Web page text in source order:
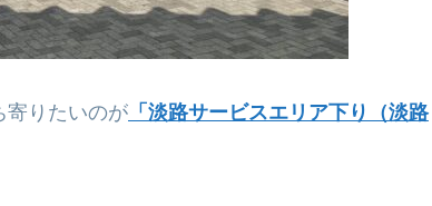
寄りたいのが 「淡路サービスエリア下り（淡路